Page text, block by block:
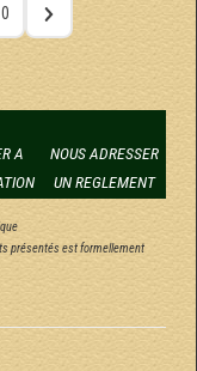
A
NOUS ADRESSER
UN REGLEMENT
présentés est formellement